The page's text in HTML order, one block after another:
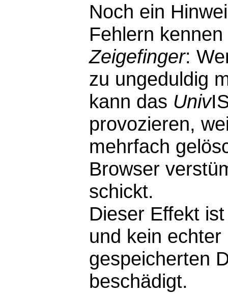
Noch ein
Fehlern
Zeigefinger:
zu ungeduldig
kann das Univ
provozieren,
mehrfach
Browser
schickt.
Dieser Effekt
und kein
gespeicherten
beschädigt.